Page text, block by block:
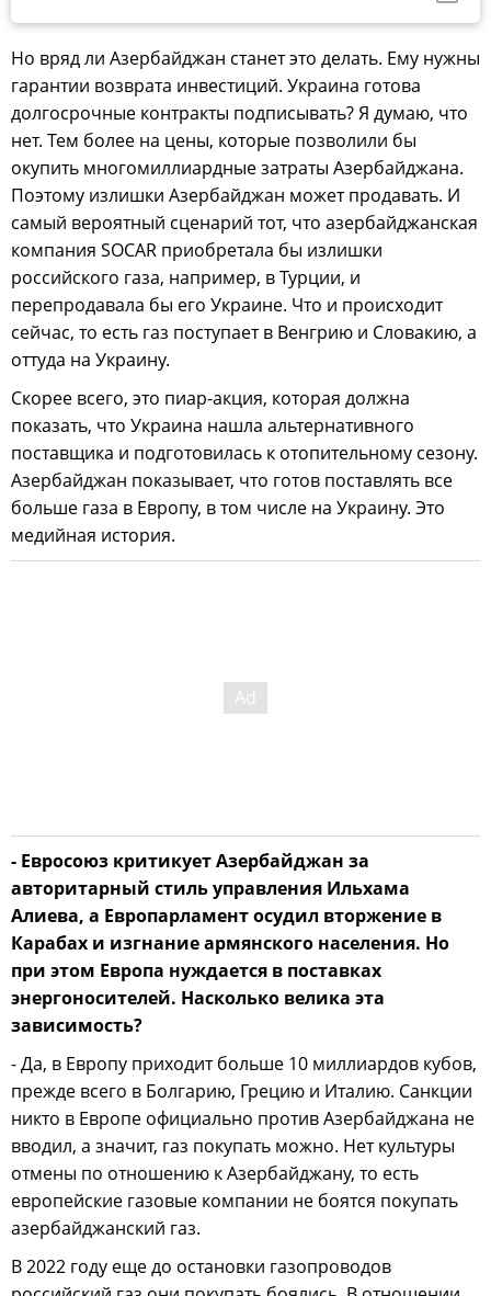
Но вряд ли Азербайджан станет это делать. Ему нужны
гарантии возврата инвестиций. Украина готова
долгосрочные контракты подписывать? Я думаю, что
нет. Тем более на цены, которые позволили бы
окупить многомиллиардные затраты Азербайджана.
Поэтому излишки Азербайджан может продавать. И
самый вероятный сценарий тот, что азербайджанская
компания SOCAR приобретала бы излишки
российского газа, например, в Турции, и
перепродавала бы его Украине. Что и происходит
сейчас, то есть газ поступает в Венгрию и Словакию, а
оттуда на Украину.
Скорее всего, это пиар-акция, которая должна
показать, что Украина нашла альтернативного
поставщика и подготовилась к отопительному сезону.
Азербайджан показывает, что готов поставлять все
больше газа в Европу, в том числе на Украину. Это
медийная история.
- Евросоюз критикует Азербайджан за
авторитарный стиль управления Ильхама
Алиева, а Европарламент осудил вторжение в
Карабах и изгнание армянского населения. Но
при этом Европа нуждается в поставках
энергоносителей. Насколько велика эта
зависимость?
- Да, в Европу приходит больше 10 миллиардов кубов,
прежде всего в Болгарию, Грецию и Италию. Санкции
никто в Европе официально против Азербайджана не
вводил, а значит, газ покупать можно. Нет культуры
отмены по отношению к Азербайджану, то есть
европейские газовые компании не боятся покупать
азербайджанский газ.
В 2022 году еще до остановки газопроводов